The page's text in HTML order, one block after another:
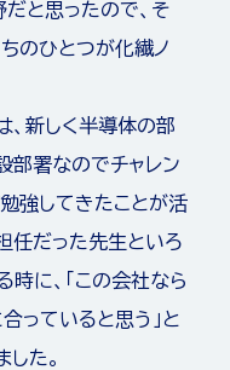
と思ったので、そ
のひとつが化繊ノ
、新しく半導体の部
部署なのでチャレン
強してきたことが活
任だった先生といろ
に、「この会社なら
っていると思う」と
た。